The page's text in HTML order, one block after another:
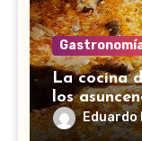
La cocina
los
Eduardo